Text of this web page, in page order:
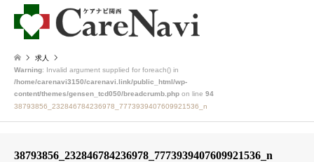
求人
Warning: Invalid argument supplied for foreach() in
/home/carenavi3150/carenavi.link/public_html/wp-
content/themes/gensen_tcd050/breadcrumb.php on line 94
38793856_232846784236978_7773939407609921536_n
38793856_232846784236978_7773939407609921536_n